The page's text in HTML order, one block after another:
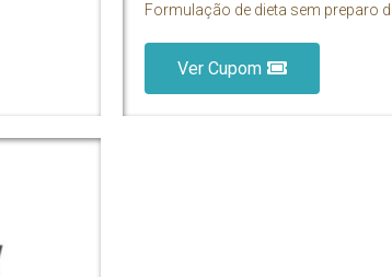
Formulação de dieta sem preparo
Ver Cupom